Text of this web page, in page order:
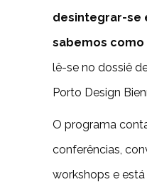
desintegrar-se
sabemos como
lê-se no dossiê
Porto Design
O programa
conferências,
workshops e